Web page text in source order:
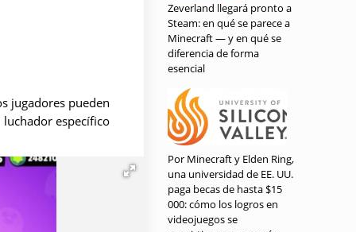
enemigos. Sus
habilidades
lo que también
jugadores pueden
específico
Zeverland llegará pronto a
Steam: en qué se parece a
Minecraft — y en qué se
diferencia de forma
esencial
Por Minecraft y Elden Ring,
una universidad de EE. UU.
paga becas de hasta $15
000: cómo los logros en
videojuegos se